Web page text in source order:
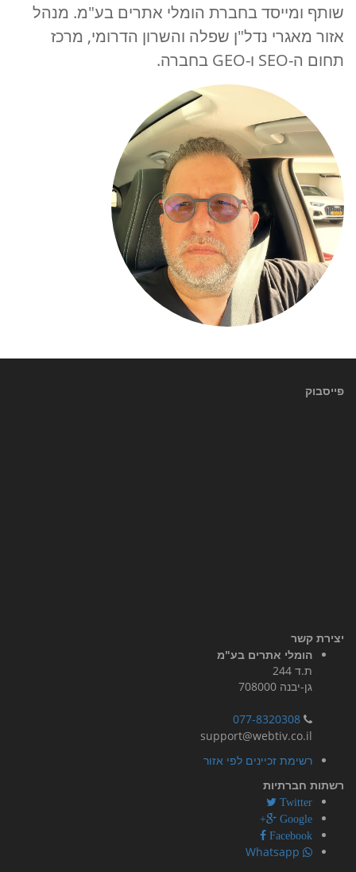
שותף ומייסד בחברת הומלי אתרים בע"מ. מנהל
אזור מאגרי נדל"ן שפלה והשרון הדרומי, מרכז
תחום ה-SEO ו-GEO בחברה.
פייסבוק
יצירת קשר
הומלי אתרים בע"מ
ת.ד 244
גן-יבנה 708000
support@webtiv.co.il
רשימת זכיינים לפי אזור
רשתות חברתיות
Twitter
Google+
Facebook